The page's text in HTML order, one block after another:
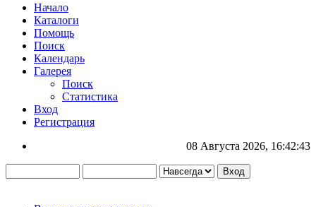
Начало
Каталоги
Помощь
Поиск
Календарь
Галерея
Поиск
Статистика
Вход
Регистрация
08 Августа 2026, 16:42:43